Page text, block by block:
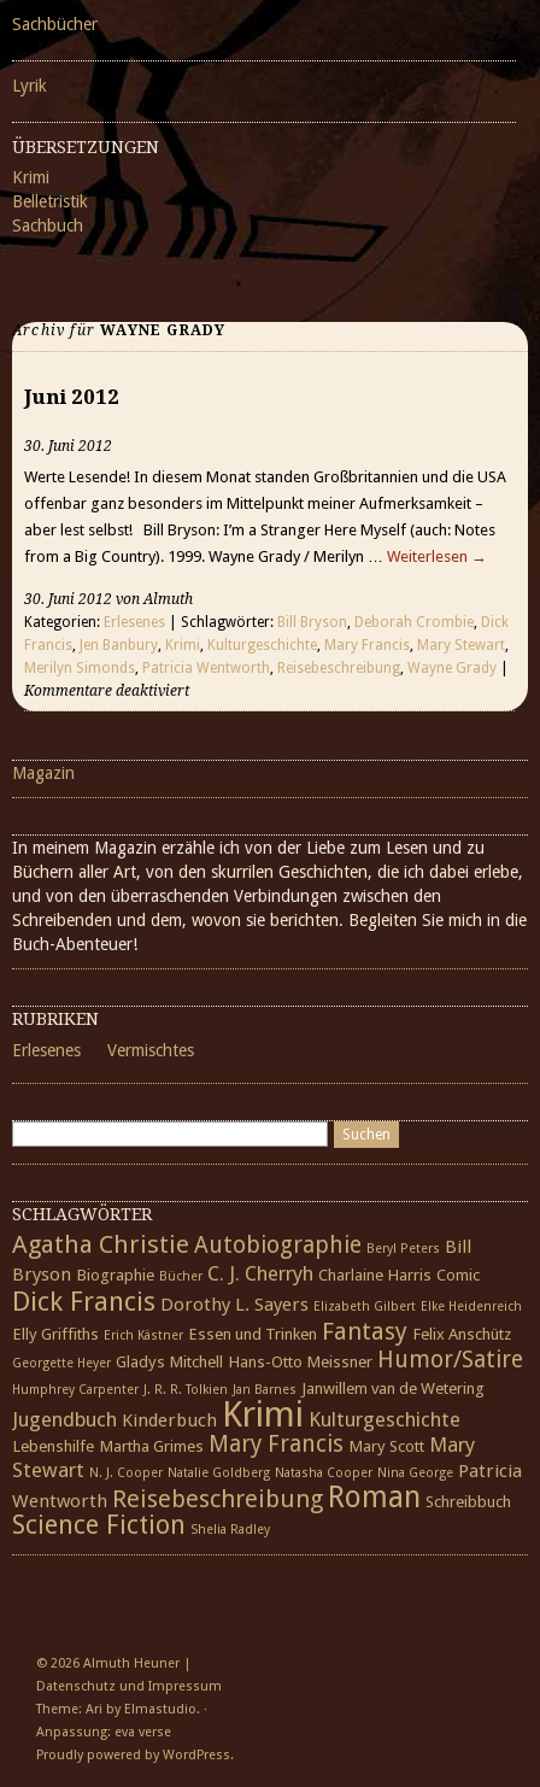
Sachbücher
Lyrik
ÜBERSETZUNGEN
Krimi
Belletristik
Sachbuch
Archiv fürWAYNE GRADY
Juni 2012
30. Juni 2012
Werte Lesende! In diesem Monat standen Großbritannien und die USA
offenbar ganz besonders im Mittelpunkt meiner Aufmerksamkeit –
aber lest selbst! Bill Bryson: I’m a Stranger Here Myself (auch: Notes
from a Big Country). 1999. Wayne Grady / Merilyn … Weiterlesen →
30. Juni 2012 von Almuth
Kategorien: Erlesenes | Schlagwörter: Bill Bryson, Deborah Crombie, Dick
Francis, Jen Banbury, Krimi, Kulturgeschichte, Mary Francis, Mary Stewart,
Merilyn Simonds, Patricia Wentworth, Reisebeschreibung, Wayne Grady
Kommentare deaktiviert
Magazin
In meinem Magazin erzähle ich von der Liebe zum Lesen und zu
Büchern aller Art, von den skurrilen Geschichten, die ich dabei erlebe,
und von den überraschenden Verbindungen zwischen den
Schreibenden und dem, wovon sie berichten. Begleiten Sie mich in die
Buch-Abenteuer!
RUBRIKEN
Erlesenes
Vermischtes
SCHLAGWÖRTER
Agatha Christie Autobiographie Beryl Peters Bill
Bryson Biographie Bücher C. J. Cherryh Charlaine Harris Comic
Dick Francis Dorothy L. Sayers Elizabeth Gilbert Elke Heidenreich
Elly Griffiths Erich Kästner Essen und Trinken Fantasy Felix Anschütz
Georgette Heyer Gladys Mitchell Hans-Otto Meissner Humor/Satire
Humphrey Carpenter J. R. R. Tolkien Jan Barnes Janwillem van de Wetering
Jugendbuch Kinderbuch Krimi Kulturgeschichte
Lebenshilfe Martha Grimes Mary Francis Mary Scott Mary
Stewart N. J. Cooper Natalie Goldberg Natasha Cooper Nina George Patricia
Wentworth Reisebeschreibung Roman Schreibbuch
Science Fiction Shelia Radley
© 2026 Almuth Heuner |
Datenschutz und Impressum
Theme: Ari by Elmastudio. ·
Anpassung: eva verse
Proudly powered by WordPress.